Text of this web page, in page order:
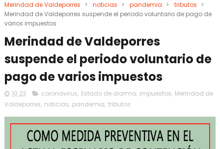
Merindad de Valdeporres > noticias > pandemia > tributos >
Merindad de Valdeporres suspende el periodo voluntario de pago de
varios impuestos
Merindad de Valdeporres
suspende el periodo voluntario de
pago de varios impuestos
10:23 coronavirus, Estado de alarma, impuestos, Merindad de
Valdeporres, noticias, pandemia, tributos